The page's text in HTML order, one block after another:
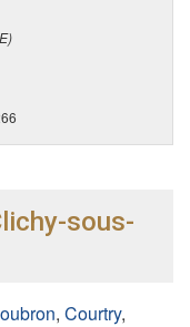
sous-
, Courtry,